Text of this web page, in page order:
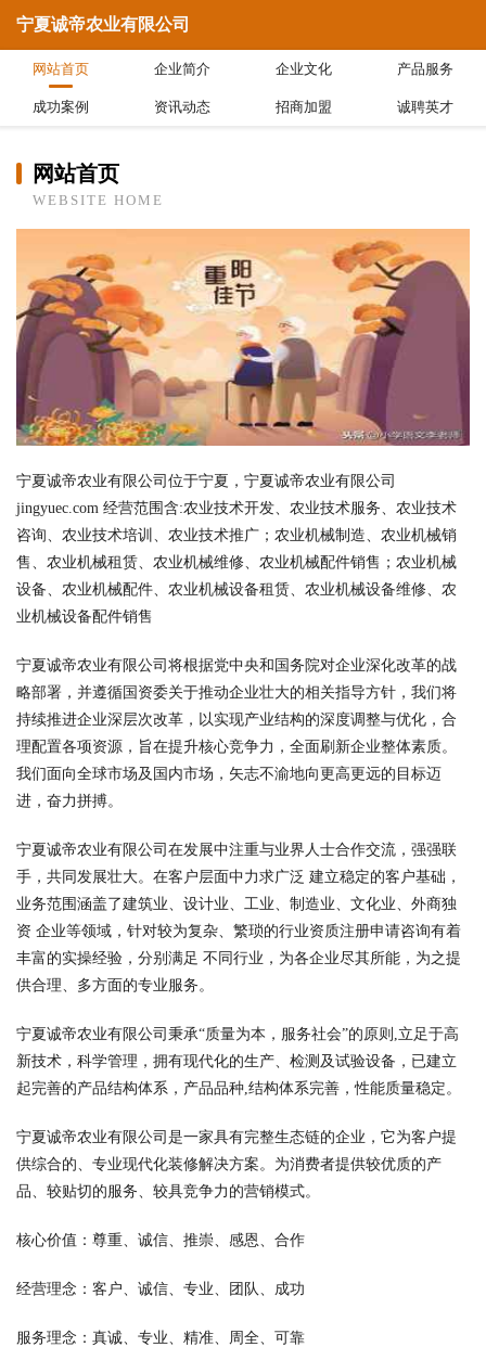
宁夏诚帝农业有限公司
网站首页 企业简介 企业文化 产品服务
成功案例 资讯动态 招商加盟 诚聘英才
网站首页
WEBSITE HOME
宁夏诚帝农业有限公司位于宁夏，宁夏诚帝农业有限公司
jingyuec.com 经营范围含:农业技术开发、农业技术服务、农业技术
咨询、农业技术培训、农业技术推广；农业机械制造、农业机械销
售、农业机械租赁、农业机械维修、农业机械配件销售；农业机械
设备、农业机械配件、农业机械设备租赁、农业机械设备维修、农
业机械设备配件销售
宁夏诚帝农业有限公司将根据党中央和国务院对企业深化改革的战
略部署，并遵循国资委关于推动企业壮大的相关指导方针，我们将
持续推进企业深层次改革，以实现产业结构的深度调整与优化，合
理配置各项资源，旨在提升核心竞争力，全面刷新企业整体素质。
我们面向全球市场及国内市场，矢志不渝地向更高更远的目标迈
进，奋力拼搏。
宁夏诚帝农业有限公司在发展中注重与业界人士合作交流，强强联
手，共同发展壮大。在客户层面中力求广泛 建立稳定的客户基础，
业务范围涵盖了建筑业、设计业、工业、制造业、文化业、外商独
资 企业等领域，针对较为复杂、繁琐的行业资质注册申请咨询有着
丰富的实操经验，分别满足 不同行业，为各企业尽其所能，为之提
供合理、多方面的专业服务。
宁夏诚帝农业有限公司秉承“质量为本，服务社会”的原则,立足于高
新技术，科学管理，拥有现代化的生产、检测及试验设备，已建立
起完善的产品结构体系，产品品种,结构体系完善，性能质量稳定。
宁夏诚帝农业有限公司是一家具有完整生态链的企业，它为客户提
供综合的、专业现代化装修解决方案。为消费者提供较优质的产
品、较贴切的服务、较具竞争力的营销模式。
核心价值：尊重、诚信、推崇、感恩、合作
经营理念：客户、诚信、专业、团队、成功
服务理念：真诚、专业、精准、周全、可靠